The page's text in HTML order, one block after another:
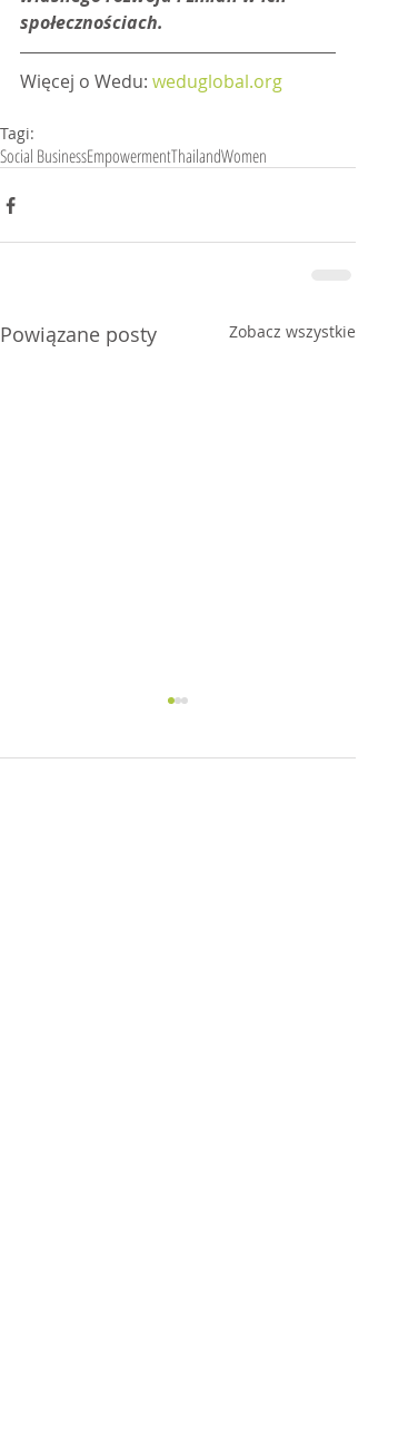
społecznościach.
Więcej o Wedu: weduglobal.org
Tagi:
Social BusinessEmpowermentThailandWomen
Powiązane posty Zobacz wszystkie